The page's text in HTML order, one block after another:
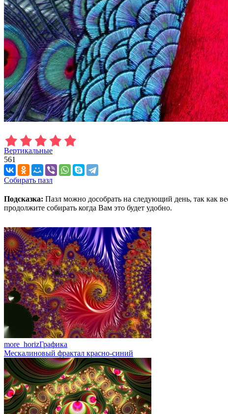
Вертикальные
561
Собирать пазл
Подсказка: Пазл можно дособрать на следующий день, так как
продолжите собирать когда Вам это будет удобно.
more_horizГрафика
Мескалиновый фрактал красно-синий